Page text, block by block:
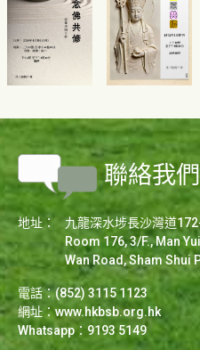
聯絡我們
地址：
九龍深水埗長沙灣道
Room 176, 3/F., Man
Wan Road, Sham Shui
電話：(852) 3115 1123
網址：www.hkbsb.org.hk
Whatsapp：9193 5149